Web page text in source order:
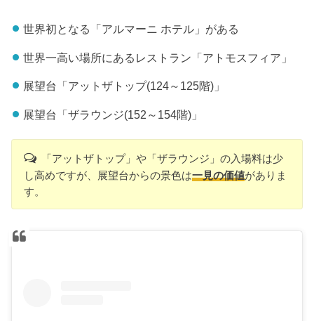
世界初となる「アルマーニ ホテル」がある
世界一高い場所にあるレストラン「アトモスフィア」
展望台「アットザトップ(124～125階)」
展望台「ザラウンジ(152～154階)」
「アットザトップ」や「ザラウンジ」の入場料は少
し高めですが、展望台からの景色は一見の価値がありま
す。